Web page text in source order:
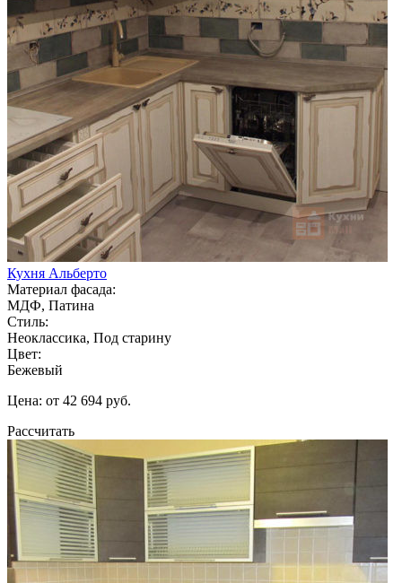
Кухня Альберто
Материал фасада:
МДФ, Патина
Стиль:
Неоклассика, Под старину
Цвет:
Бежевый
Цена: от 42 694 руб.
Рассчитать